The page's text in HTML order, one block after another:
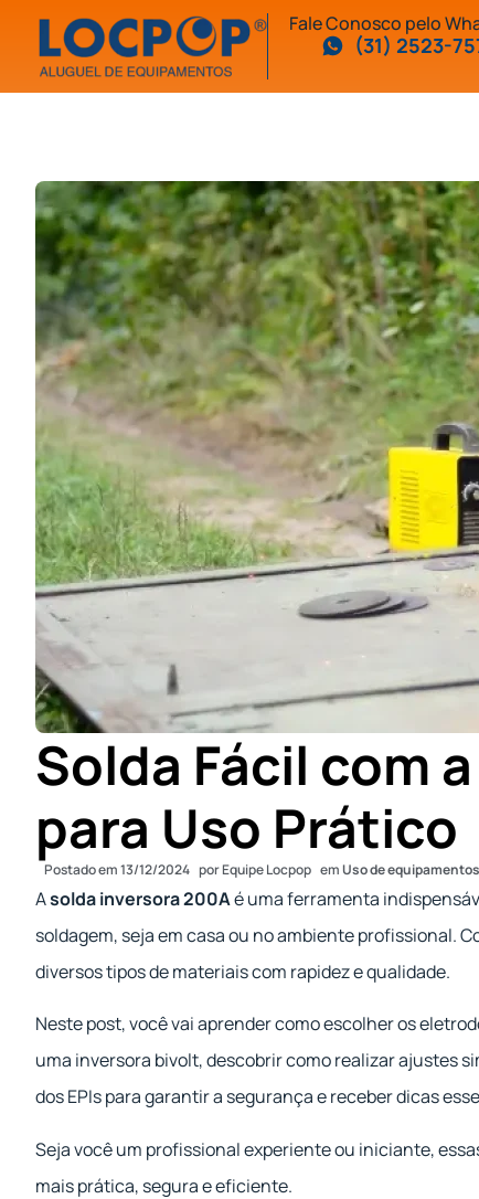
Fale Conosco pelo
(31) 2523-
Solda Fácil com
para Uso Prático
Postado em13/12/2024 porEquipe Locpop emUso de equipamentos
Asolda inversora 200Aé uma ferramenta
soldagem, seja em casa ou no ambiente profissional.
diversos tipos de materiais com rapidez e qualidade.
Neste post, você vai aprender como escolher os
uma inversora bivolt, descobrir como realizar ajustes
dos EPIs para garantir a segurança e receber dicas
Seja você um profissional experiente ou iniciante,
mais prática, segura e eficiente.